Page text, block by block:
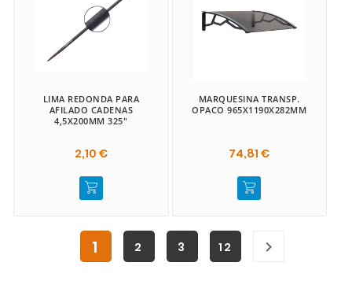
LIMA REDONDA PARA
AFILADO CADENAS
4,5X200MM 325"
2,10 €
MARQUESINA TRANSP.
OPACO 965X1190X282MM
74,81 €
1 2 3 12 